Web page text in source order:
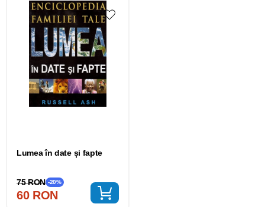
Lumea în date și fapte
60 RON
75 RON -20%